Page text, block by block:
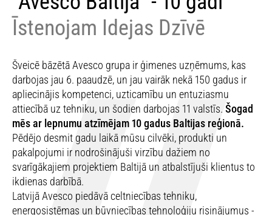
Īstenojam Idejas Dzīvē
Šveicē bāzētā Avesco grupa ir ģimenes uzņēmums, kas
darbojas jau 6. paaudzē, un jau vairāk nekā 150 gadus ir
apliecinājis kompetenci, uzticamību un entuziasmu
attiecībā uz tehniku, un šodien darbojas 11 valstīs. Šogad
mēs ar lepnumu atzīmējam 10 gadus Baltijas reģionā.
Pēdējo desmit gadu laikā mūsu cilvēki, produkti un
pakalpojumi ir nodrošinājuši virzību dažiem no
svarīgākajiem projektiem Baltijā un atbalstījuši klientus to
ikdienas darbībā.
Latvijā Avesco piedāvā celtniecības tehniku,
energosistēmas un būvniecības tehnoloģiju risinājumus -